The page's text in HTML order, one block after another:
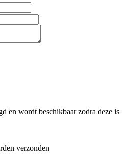
en wordt beschikbaar zodra deze is
verzonden